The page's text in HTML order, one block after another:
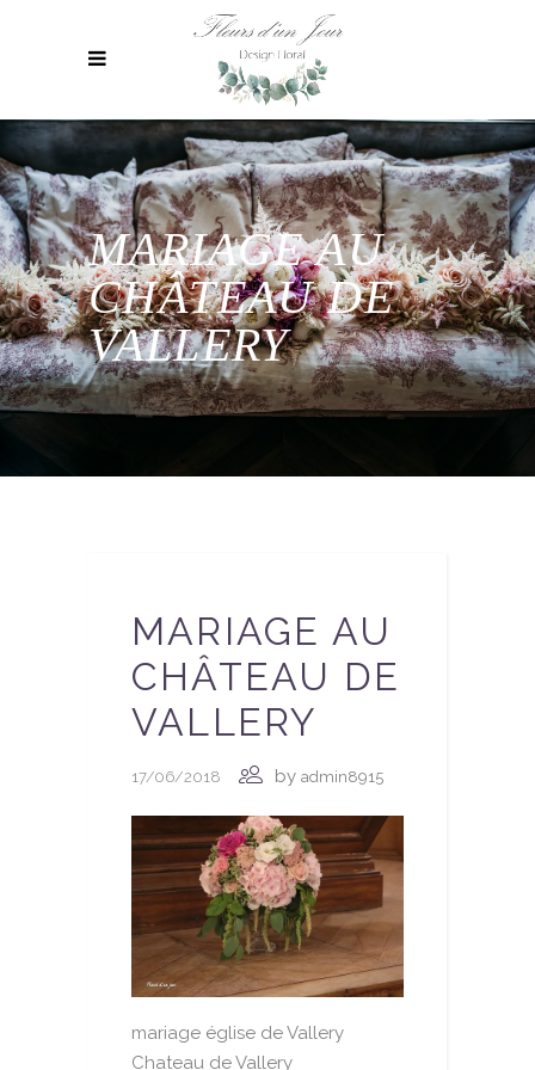
MARIAGE AU
CHÂTEAU DE
VALLERY
MARIAGE AU
CHÂTEAU DE
VALLERY
17/06/2018 by admin8915
mariage église de Vallery
Chateau de Vallery